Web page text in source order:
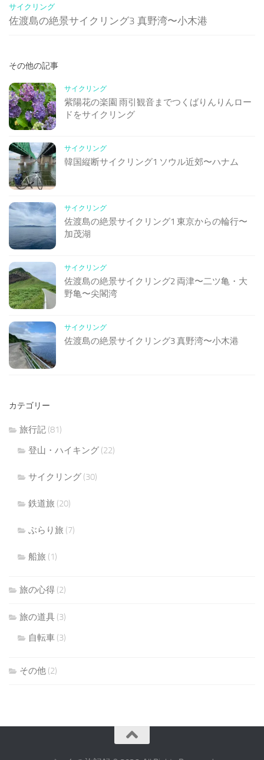
サイクリング
佐渡島の絶景サイクリング3 真野湾〜小木港
その他の記事
サイクリング
紫陽花の楽園 雨引観音までつくばりんりんロー
ドをサイクリング
サイクリング
韓国縦断サイクリング1 ソウル近郊〜ハナム
サイクリング
佐渡島の絶景サイクリング1 東京からの輪行〜
加茂湖
サイクリング
佐渡島の絶景サイクリング2 両津〜二ツ亀・大
野亀〜尖閣湾
サイクリング
佐渡島の絶景サイクリング3 真野湾〜小木港
カテゴリー
旅行記 (81)
登山・ハイキング (22)
サイクリング (30)
鉄道旅 (20)
ぶらり旅 (7)
船旅 (1)
旅の心得 (2)
旅の道具 (3)
自転車 (3)
その他 (2)